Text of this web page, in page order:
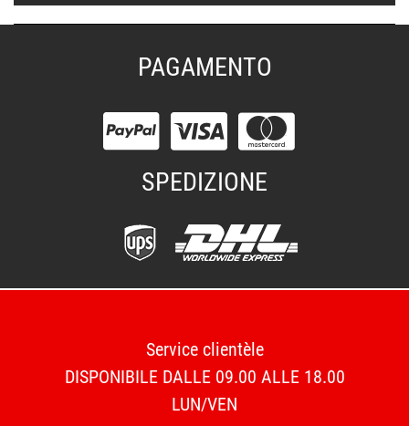
PAGAMENTO
SPEDIZIONE
Service clientèle
DISPONIBILE DALLE 09.00 ALLE 18.00
LUN/VEN